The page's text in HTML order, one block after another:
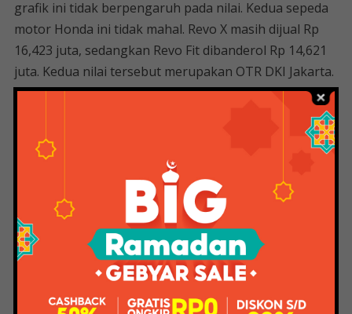
grafik ini tidak berpengaruh pada nilai. Kedua sepeda
motor Honda ini tidak mahal. Revo X masih dijual Rp
16,423 juta, sedangkan Revo Fit dibanderol Rp 14,621
juta. Kedua nilai tersebut merupakan OTR DKI Jakarta.
Pertama mari kita bicara tentang Revo X. Merah untuk
Revo X sebenarnya menggantikan Cosmic White yang
tidak lagi ditawarkan. Warna baru memadukan warna
hitam di bagian belakang. Perbedaan grafisnya tidak
jauh berbeda dengan pendahulunya. Grafik dibuat di
bagian depan ujung depan, dengan bagian tengah
menempel di ekor. Selain Attractive Red, warna lainnya
adalah Quantum Black. Sementara Revo Fit
menggunakan faux-spoke edge, hanya saja mendapat
sentuhan baru pada strapnya. Jika sebelumnya tulisan
‘Honda’ menggunakan font berwarna putih pada front